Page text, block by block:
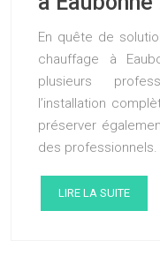
En quête de
chauffage à
plusieurs
l’installation
préserver
des professionnels.
LIRE LA SUITE